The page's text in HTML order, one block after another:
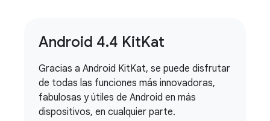
Android 4.4 KitKat
Gracias a Android KitKat, se puede disfrutar
de todas las funciones más innovadoras,
fabulosas y útiles de Android en más
dispositivos, en cualquier parte.